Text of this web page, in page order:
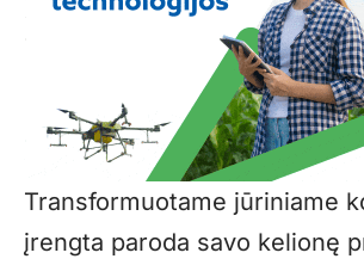
Transformuotame jūriniame
įrengta paroda savo kelionę